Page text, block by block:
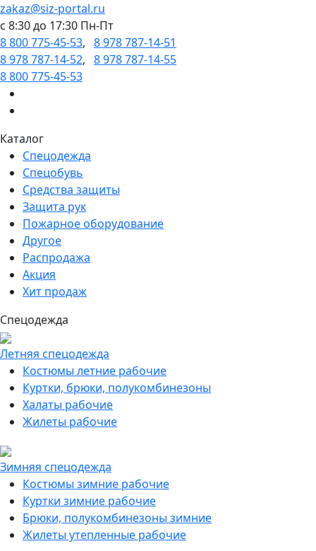
zakaz@siz-portal.ru
c 8:30 до 17:30 Пн-Пт
8 800 775-45-53, 8 978 787-14-51
8 978 787-14-52, 8 978 787-14-55
8 800 775-45-53
Каталог
Спецодежда
Спецобувь
Средства защиты
Защита рук
Пожарное оборудование
Другое
Распродажа
Акция
Хит продаж
Спецодежда
Летняя спецодежда
Костюмы летние рабочие
Куртки, брюки, полукомбинезоны
Халаты рабочие
Жилеты рабочие
Зимняя спецодежда
Костюмы зимние рабочие
Куртки зимние рабочие
Брюки, полукомбинезоны зимние
Жилеты утепленные рабочие